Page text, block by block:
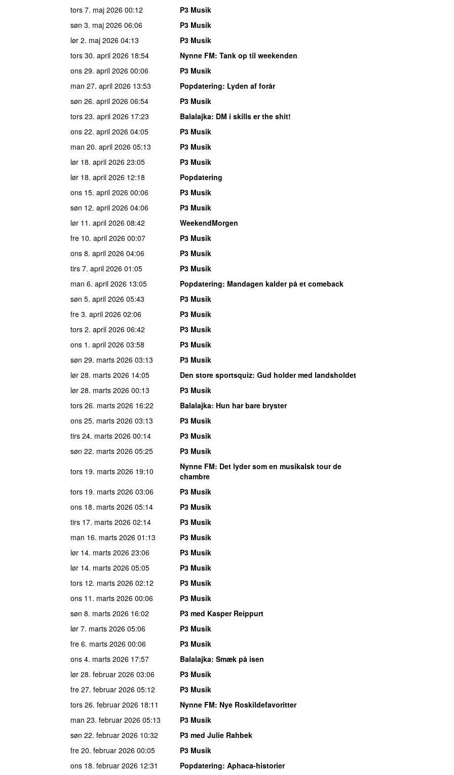
tors 7. maj 2026 00:12
P3 Musik
søn 3. maj 2026 06:06
P3 Musik
lør 2. maj 2026 04:13
P3 Musik
tors 30. april 2026 18:54 Nynne FM: Tank op til weekenden
ons 29. april 2026 00:06
P3 Musik
man 27. april 2026 13:53 Popdatering: Lyden af forår
søn 26. april 2026 06:54
P3 Musik
tors 23. april 2026 17:23 Balalajka: DM i skills er the shit!
ons 22. april 2026 04:05
P3 Musik
man 20. april 2026 05:13
P3 Musik
lør 18. april 2026 23:05
P3 Musik
lør 18. april 2026 12:18
Popdatering
ons 15. april 2026 00:06
P3 Musik
søn 12. april 2026 04:06
P3 Musik
lør 11. april 2026 08:42
WeekendMorgen
fre 10. april 2026 00:07
P3 Musik
ons 8. april 2026 04:06
P3 Musik
tirs 7. april 2026 01:05
P3 Musik
man 6. april 2026 13:05 Popdatering: Mandagen kalder på et comeback
søn 5. april 2026 05:43
P3 Musik
fre 3. april 2026 02:06
P3 Musik
tors 2. april 2026 06:42
P3 Musik
ons 1. april 2026 03:58
P3 Musik
søn 29. marts 2026 03:13
P3 Musik
lør 28. marts 2026 14:05 Den store sportsquiz: Gud holder med landsholdet
lør 28. marts 2026 00:13
P3 Musik
tors 26. marts 2026 16:22 Balalajka: Hun har bare bryster
ons 25. marts 2026 03:13
P3 Musik
tirs 24. marts 2026 00:14
P3 Musik
søn 22. marts 2026 05:25
P3 Musik
tors 19. marts 2026 19:10 Nynne FM: Det lyder som en musikalsk tour de
chambre
tors 19. marts 2026 03:06
P3 Musik
ons 18. marts 2026 05:14
P3 Musik
tirs 17. marts 2026 02:14
P3 Musik
man 16. marts 2026 01:13
P3 Musik
lør 14. marts 2026 23:06
P3 Musik
lør 14. marts 2026 05:05
P3 Musik
tors 12. marts 2026 02:12
P3 Musik
ons 11. marts 2026 00:06
P3 Musik
søn 8. marts 2026 16:02
P3 med Kasper Reippurt
lør 7. marts 2026 05:06
P3 Musik
fre 6. marts 2026 00:06
P3 Musik
ons 4. marts 2026 17:57 Balalajka: Smæk på isen
lør 28. februar 2026 03:06
P3 Musik
fre 27. februar 2026 05:12
P3 Musik
tors 26. februar 2026 18:11 Nynne FM: Nye Roskildefavoritter
man 23. februar 2026 05:13
P3 Musik
søn 22. februar 2026 10:32
P3 med Julie Rahbek
fre 20. februar 2026 00:05
P3 Musik
ons 18. februar 2026 12:31 Popdatering: Aphaca-historier